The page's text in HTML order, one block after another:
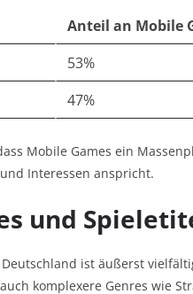
Anteil an Mobile
53%
47%
Mobile Games ein
Interessen anspricht.
und
ist äußerst
komplexere Genres wie